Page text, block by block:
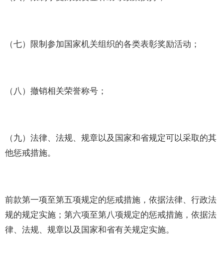
（七）限制参加国家机关组织的各类表彰奖励活动；
（八）撤销相关荣誉称号；
（九）法律、法规、规章以及国家和省规定可以采取的其
他惩戒措施。
前款第一项至第五项规定的惩戒措施，依据法律、行政法
规的规定实施；第六项至第八项规定的惩戒措施，依据法
律、法规、规章以及国家和省有关规定实施。